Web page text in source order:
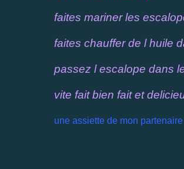
faites mariner les
faites chauffer de l huile
passez l escalope dans
vite fait bien fait et
une assiette de mon partenaire